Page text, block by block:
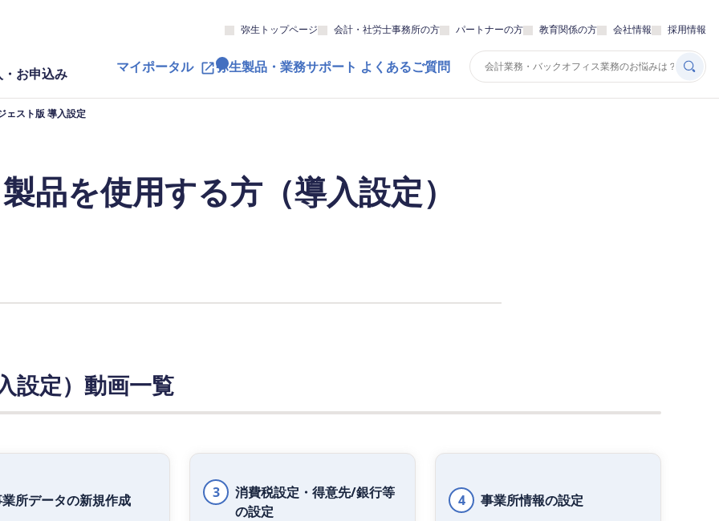
弥生トップページ 会計・社労士事務所の方 パートナーの方 教育関係の方 会社情報 採用情報
お申込み マイポータル 弥生製品・業務サポート よくあるご質問
ェスト版 導入設定
品を使用する方（導入設定）
設定）動画一覧
所データの新規作成 3
消費税設定・得意先/銀行等
の設定
4 事業所情報の設定